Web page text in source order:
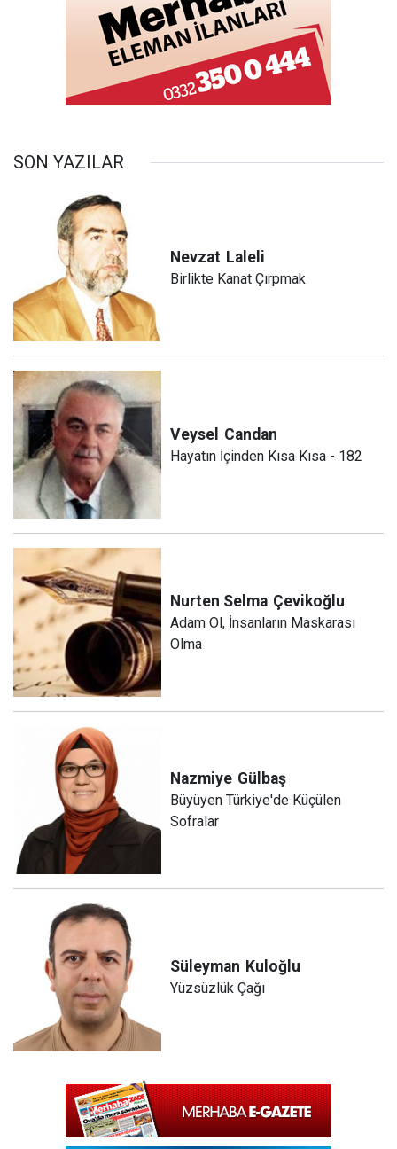
SON YAZILAR
Nevzat Laleli
Birlikte Kanat Çırpmak
Veysel Candan
Hayatın İçinden Kısa Kısa - 182
Nurten Selma Çevikoğlu
Adam Ol, İnsanların Maskarası
Olma
Nazmiye Gülbaş
Büyüyen Türkiye'de Küçülen
Sofralar
Süleyman Kuloğlu
Yüzsüzlük Çağı